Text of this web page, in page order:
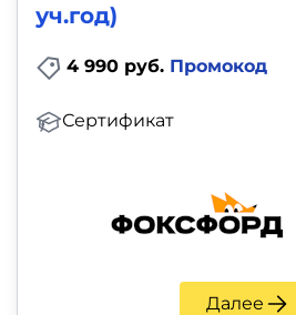
уч.год)
4 990 руб. Промокод
Сертификат
Далее